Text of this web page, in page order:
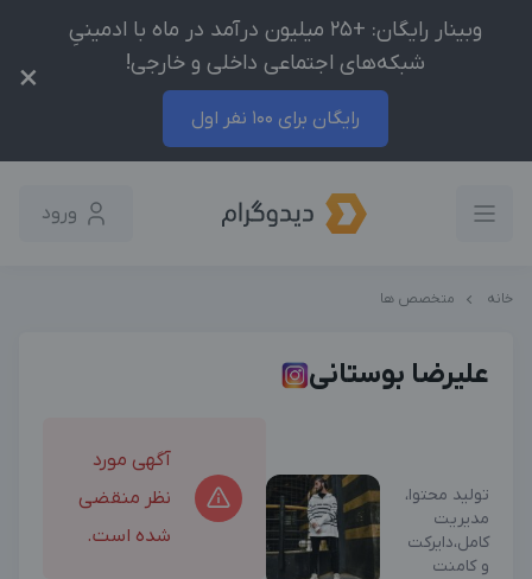
وبینار رایگان: +25 میلیون درآمد در ماه با ادمینیِ
شبکه‌های اجتماعی داخلی و خارجی!
رایگان برای 100 نفر اول
×
ورود
خانه متخصص ها
علیرضا بوستانی
تولید محتوا،
مدیریت
کامل،دایرکت
و کامنت
آگهی مورد
نظر منقضی
شده است.